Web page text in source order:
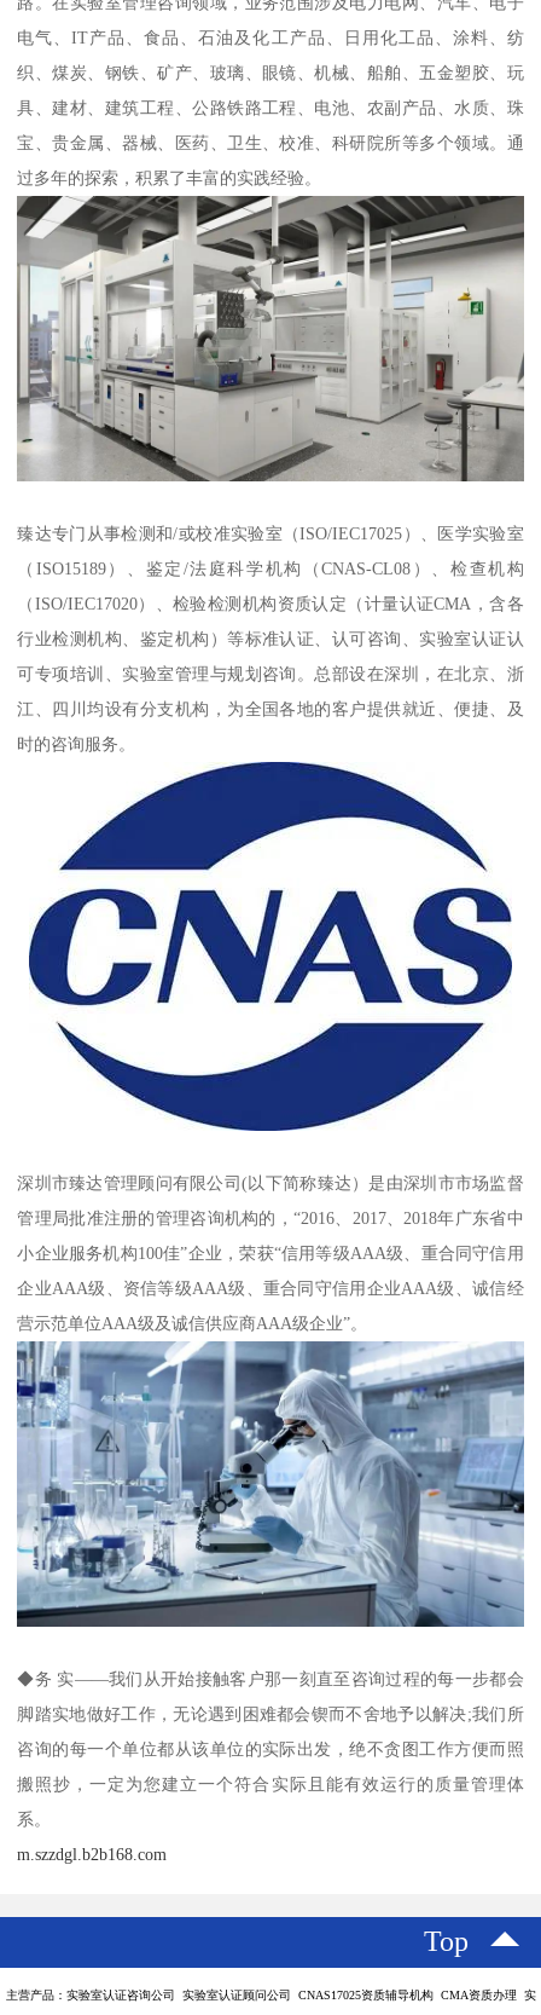
电气、IT产品、食品、石油及化工产品、日用化工品、涂料、纺
织、煤炭、钢铁、矿产、玻璃、眼镜、机械、船舶、五金塑胶、玩
具、建材、建筑工程、公路铁路工程、电池、农副产品、水质、珠
宝、贵金属、器械、医药、卫生、校准、科研院所等多个领域。通
过多年的探索，积累了丰富的实践经验。
臻达专门从事检测和/或校准实验室（ISO/IEC17025）、医学实验室
（ISO15189）、鉴定/法庭科学机构（CNAS-CL08）、检查机构
（ISO/IEC17020）、检验检测机构资质认定（计量认证CMA，含各
行业检测机构、鉴定机构）等标准认证、认可咨询、实验室认证认
可专项培训、实验室管理与规划咨询。总部设在深圳，在北京、浙
江、四川均设有分支机构，为全国各地的客户提供就近、便捷、及
时的咨询服务。
深圳市臻达管理顾问有限公司(以下简称臻达）是由深圳市市场监督
管理局批准注册的管理咨询机构的，“2016、2017、2018年广东省中
小企业服务机构100佳”企业，荣获“信用等级AAA级、重合同守信用
企业AAA级、资信等级AAA级、重合同守信用企业AAA级、诚信经
营示范单位AAA级及诚信供应商AAA级企业”。
◆务 实——我们从开始接触客户那一刻直至咨询过程的每一步都会
脚踏实地做好工作，无论遇到困难都会锲而不舍地予以解决;我们所
咨询的每一个单位都从该单位的实际出发，绝不贪图工作方便而照
搬照抄，一定为您建立一个符合实际且能有效运行的质量管理体
系。
m.szzdgl.b2b168.com
Top
主营产品：实验室认证咨询公司 实验室认证顾问公司 CNAS17025资质辅导机构 CMA资质办理 实